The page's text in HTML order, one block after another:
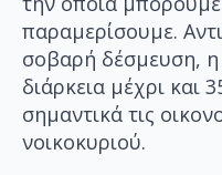
παραμερίσουμε.
σοβαρή δέσμευση, η
διάρκεια μέχρι και
σημαντικά τις
νοικοκυριού.